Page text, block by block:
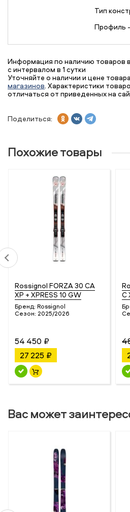
Тип
Профиль
Информация по наличию товаров
с интервалом в 1 сутки
Уточняйте о наличии и цене
магазинов. Характеристики
отличаться от приведенных на
Поделиться:
Похожие товары
Rossignol FORZA 30 CA
XP + XPRESS 10 GW
Бренд: Rossignol
Сезон: 2025/2026
54 450 ₽
27 225 ₽
C
Вас может